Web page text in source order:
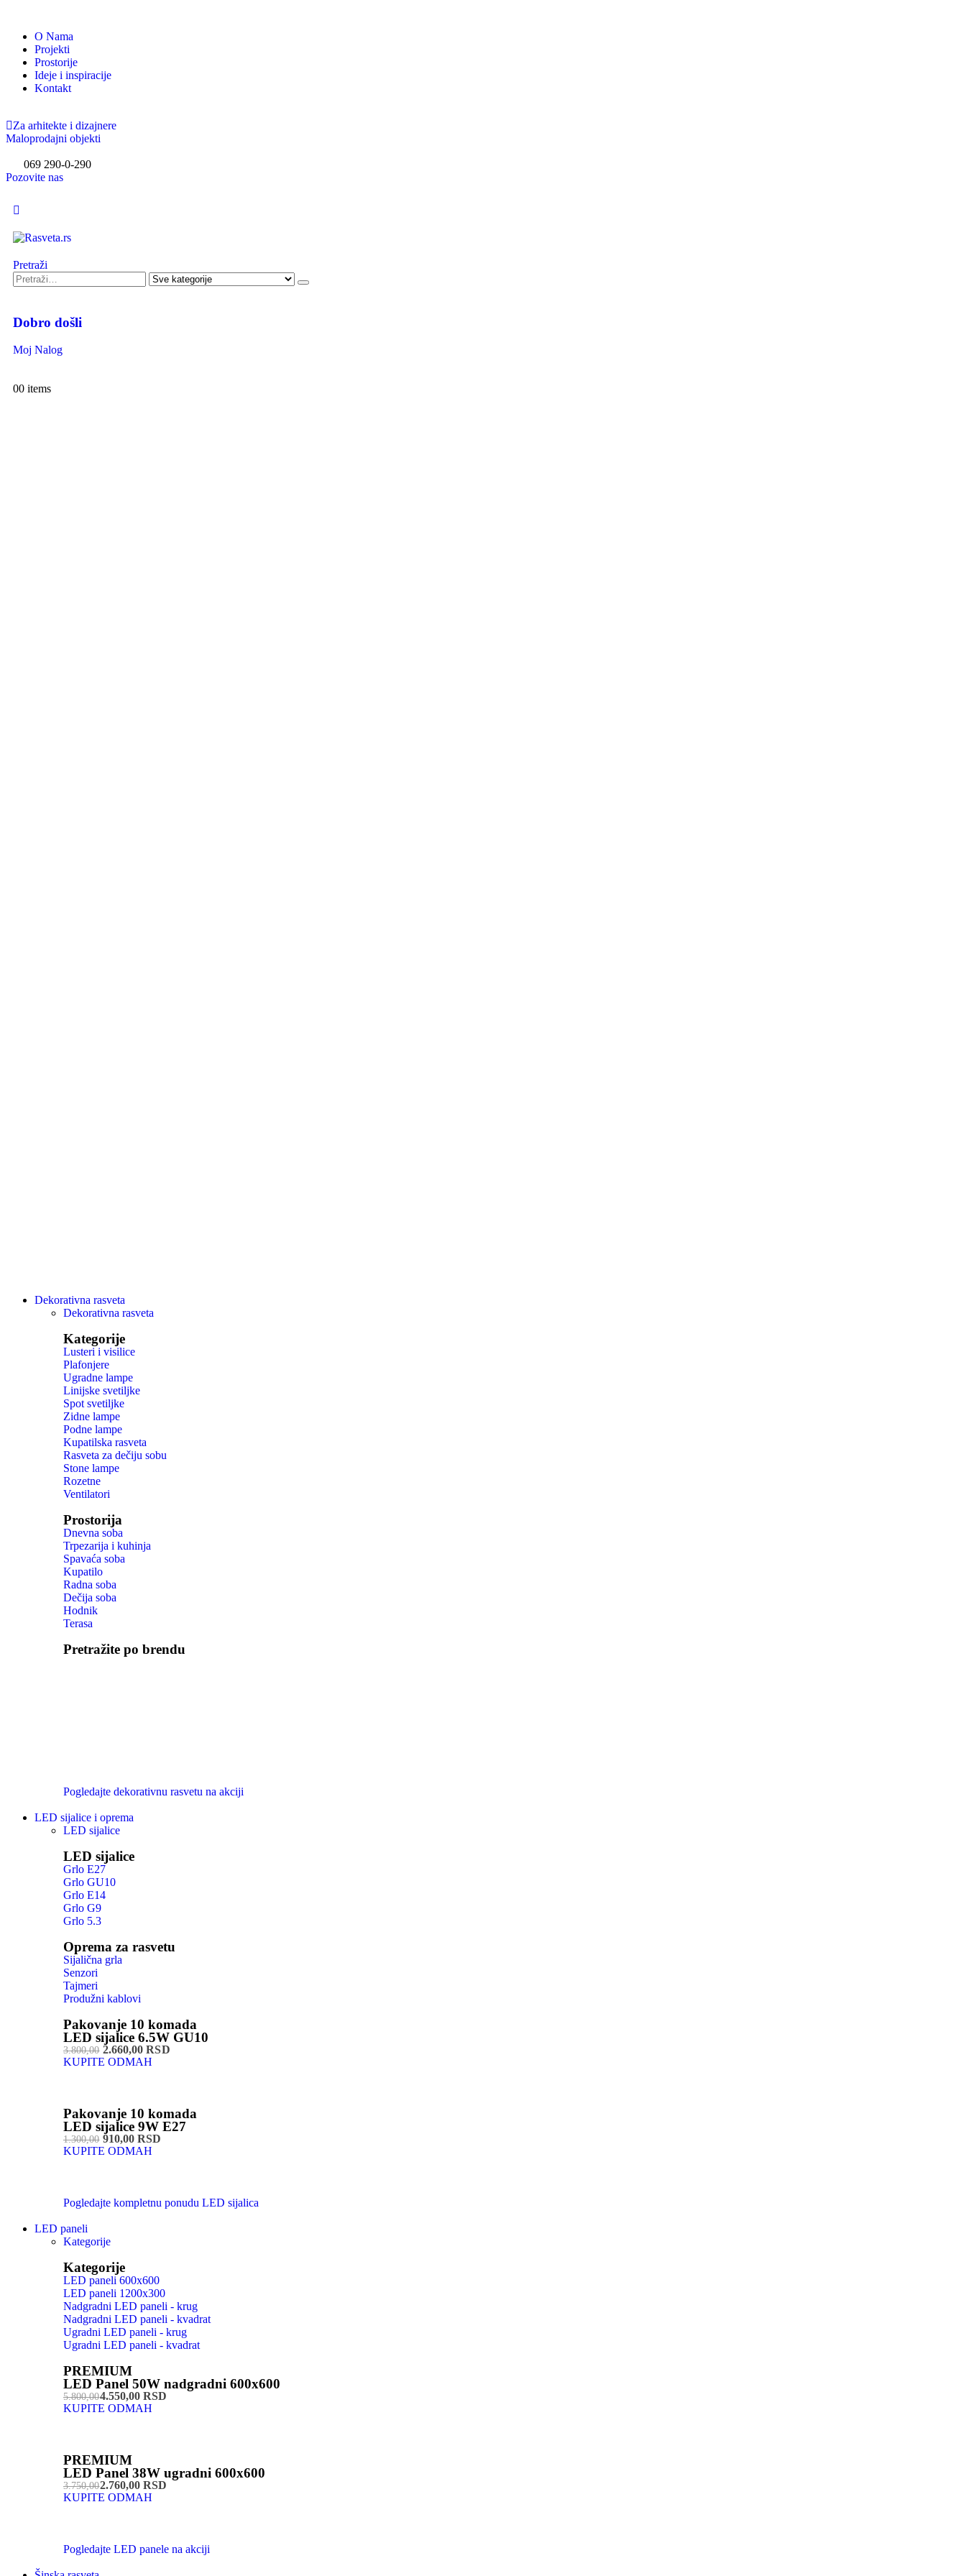
O Nama
Projekti
Prostorije
Ideje i inspiracije
Kontakt
Za arhitekte i dizajnere
Maloprodajni objekti
069 290-0-290
Pozovite nas
Pretraži
Dobro došli
Moj Nalog
00 items
Dekorativna rasveta
Dekorativna rasveta
Kategorije
Lusteri i visilice
Plafonjere
Ugradne lampe
Linijske svetiljke
Spot svetiljke
Zidne lampe
Podne lampe
Kupatilska rasveta
Rasveta za dečiju sobu
Stone lampe
Rozetne
Ventilatori
Prostorija
Dnevna soba
Trpezarija i kuhinja
Spavaća soba
Kupatilo
Radna soba
Dečija soba
Hodnik
Terasa
Pretražite po brendu
Pogledajte dekorativnu rasvetu na akciji
LED sijalice i oprema
LED sijalice
LED sijalice
Grlo E27
Grlo GU10
Grlo E14
Grlo G9
Grlo 5.3
Oprema za rasvetu
Sijalična grla
Senzori
Tajmeri
Produžni kablovi
Pakovanje 10 komada
LED sijalice 6.5W GU10
3.800,002.660,00 RSD
KUPITE ODMAH
Pakovanje 10 komada
LED sijalice 9W E27
1.300,00910,00 RSD
KUPITE ODMAH
Pogledajte kompletnu ponudu LED sijalica
LED paneli
Kategorije
Kategorije
LED paneli 600x600
LED paneli 1200x300
Nadgradni LED paneli - krug
Nadgradni LED paneli - kvadrat
Ugradni LED paneli - krug
Ugradni LED paneli - kvadrat
PREMIUM
LED Panel 50W nadgradni 600x600
5.800,004.550,00 RSD
KUPITE ODMAH
PREMIUM
LED Panel 38W ugradni 600x600
3.750,002.760,00 RSD
KUPITE ODMAH
Pogledajte LED panele na akciji